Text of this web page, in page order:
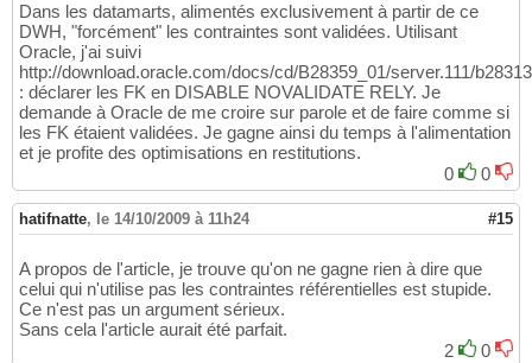
Dans les datamarts, alimentés exclusivement à partir de ce
DWH, "forcément" les contraintes sont validées. Utilisant
Oracle, j'ai suivi
http://download.oracle.com/docs/cd/B28359_01/server.111/
: déclarer les FK en DISABLE NOVALIDATE RELY. Je
demande à Oracle de me croire sur parole et de faire comme si
les FK étaient validées. Je gagne ainsi du temps à l'alimentation
et je profite des optimisations en restitutions.
0
0
hatifnatte, le 14/10/2009 à 11h24 #15
A propos de l'article, je trouve qu'on ne gagne rien à dire que
celui qui n'utilise pas les contraintes référentielles est stupide.
Ce n'est pas un argument sérieux.
Sans cela l'article aurait été parfait.
2
0